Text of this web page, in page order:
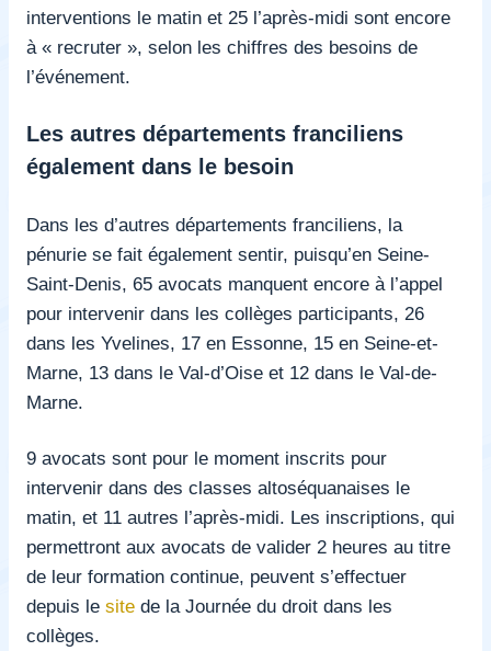
interventions le matin et 25 l’après-midi sont encore
à « recruter », selon les chiffres des besoins de
l’événement.
Les autres départements franciliens
également dans le besoin
Dans les d’autres départements franciliens, la
pénurie se fait également sentir, puisqu’en Seine-
Saint-Denis, 65 avocats manquent encore à l’appel
pour intervenir dans les collèges participants, 26
dans les Yvelines, 17 en Essonne, 15 en Seine-et-
Marne, 13 dans le Val-d’Oise et 12 dans le Val-de-
Marne.
9 avocats sont pour le moment inscrits pour
intervenir dans des classes altoséquanaises le
matin, et 11 autres l’après-midi. Les inscriptions, qui
permettront aux avocats de valider 2 heures au titre
de leur formation continue, peuvent s’effectuer
depuis le site de la Journée du droit dans les
collèges.